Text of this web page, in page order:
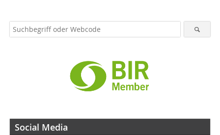
Social Media